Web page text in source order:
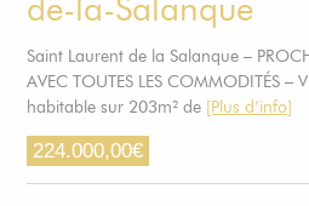
de-la-Salanque
Saint Laurent de la Salanque –
AVEC TOUTES LES COMMODITÉS –
habitable sur 203m² de [Plus d’info]
224.000,00€